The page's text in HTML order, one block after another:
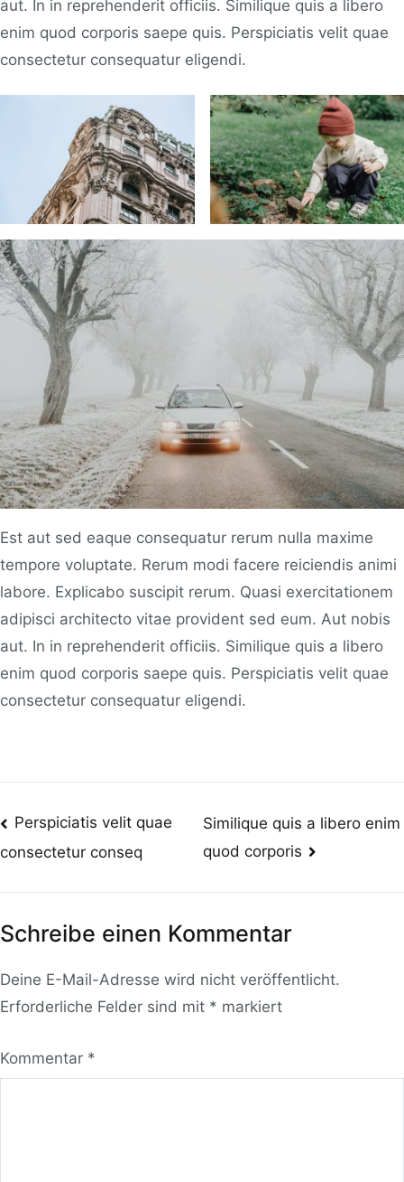
aut. In in reprehenderit officiis. Similique quis a libero
enim quod corporis saepe quis. Perspiciatis velit quae
consectetur consequatur eligendi.
Est aut sed eaque consequatur rerum nulla maxime
tempore voluptate. Rerum modi facere reiciendis animi
labore. Explicabo suscipit rerum. Quasi exercitationem
adipisci architecto vitae provident sed eum. Aut nobis
aut. In in reprehenderit officiis. Similique quis a libero
enim quod corporis saepe quis. Perspiciatis velit quae
consectetur consequatur eligendi.
Beitragsnavigation
Perspiciatis velit quae
consectetur conseq
Similique quis a libero enim
quod corporis
Schreibe einen Kommentar
Deine E-Mail-Adresse wird nicht veröffentlicht.
Erforderliche Felder sind mit * markiert
Kommentar *